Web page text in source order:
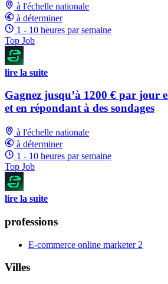
à l'échelle nationale
à déterminer
1 - 10 heures par semaine
Top Job
lire la suite
Gagnez jusqu’à 1200 € par jour
et en répondant à des sondages
à l'échelle nationale
à déterminer
1 - 10 heures par semaine
Top Job
lire la suite
professions
E-commerce online marketer 2
Villes